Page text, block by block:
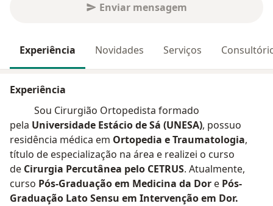
Enviar mensagem
Experiência Novidades Serviços
Experiência
Sou Cirurgião Ortopedista formado
pela Universidade Estácio de Sá (UNESA), possuo
residência médica em Ortopedia e Traumatologia,
título de especialização na área e realizei o curso
de Cirurgia Percutânea pelo CETRUS. Atualmente,
curso Pós-Graduação em Medicina da Dor e Pós-
Graduação Lato Sensu em Intervenção em Dor.